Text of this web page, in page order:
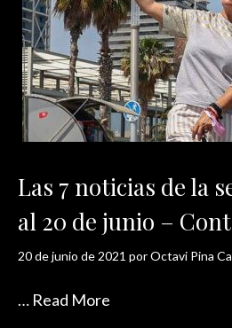
Las 7 noticias de la
al 20 de junio –
20 de junio de 2021 porOctavi Pina
… Read More